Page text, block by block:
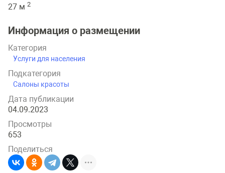
27 м 2
Информация о размещении
Категория
Услуги для населения
Подкатегория
Салоны красоты
Дата публикации
04.09.2023
Просмотры
653
Поделиться